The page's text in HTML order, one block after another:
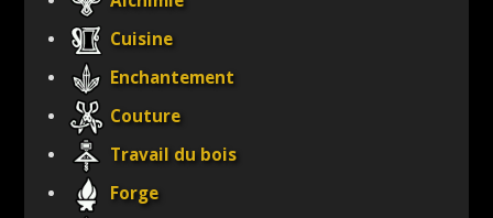
Cuisine
Enchantement
Couture
Travail du bois
Forge